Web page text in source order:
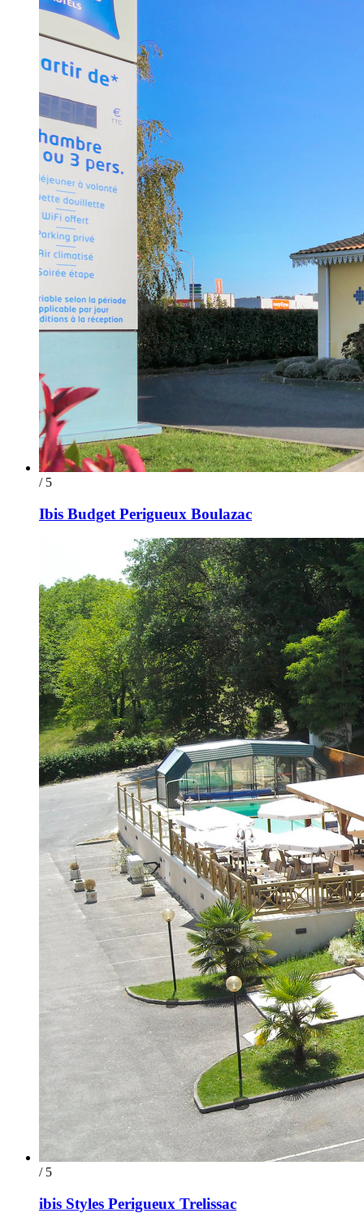
/ 5
Ibis Budget Perigueux Boulazac
/ 5
ibis Styles Perigueux Trelissac